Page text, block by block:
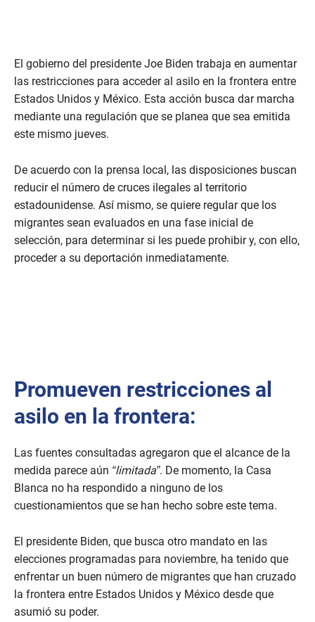
El gobierno del presidente Joe Biden trabaja en aumentar
las restricciones para acceder al asilo en la frontera entre
Estados Unidos y México. Esta acción busca dar marcha
mediante una regulación que se planea que sea emitida
este mismo jueves.
De acuerdo con la prensa local, las disposiciones buscan
reducir el número de cruces ilegales al territorio
estadounidense. Así mismo, se quiere regular que los
migrantes sean evaluados en una fase inicial de
selección, para determinar si les puede prohibir y, con ello,
proceder a su deportación inmediatamente.
Promueven restricciones al
asilo en la frontera:
Las fuentes consultadas agregaron que el alcance de la
medida parece aún “limitada”. De momento, la Casa
Blanca no ha respondido a ninguno de los
cuestionamientos que se han hecho sobre este tema.
El presidente Biden, que busca otro mandato en las
elecciones programadas para noviembre, ha tenido que
enfrentar un buen número de migrantes que han cruzado
la frontera entre Estados Unidos y México desde que
asumió su poder.